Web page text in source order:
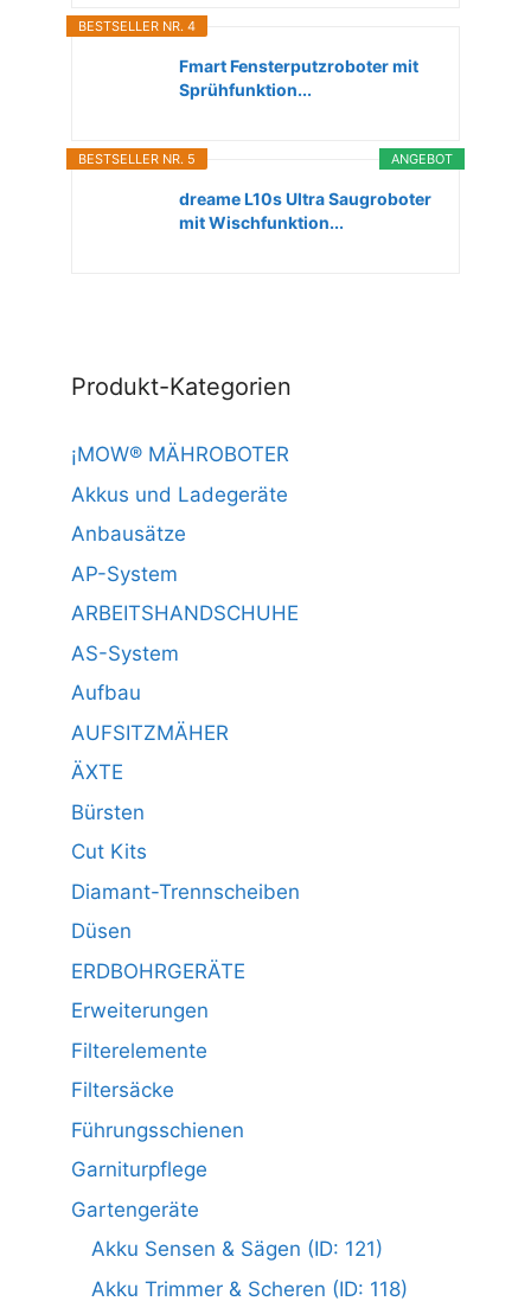
BESTSELLER NR. 4
Fmart Fensterputzroboter mit
Sprühfunktion...
ANGEBOT
BESTSELLER NR. 5
dreame L10s Ultra Saugroboter
mit Wischfunktion...
Produkt-Kategorien
¡MOW® MÄHROBOTER
Akkus und Ladegeräte
Anbausätze
AP-System
ARBEITSHANDSCHUHE
AS-System
Aufbau
AUFSITZMÄHER
ÄXTE
Bürsten
Cut Kits
Diamant-Trennscheiben
Düsen
ERDBOHRGERÄTE
Erweiterungen
Filterelemente
Filtersäcke
Führungsschienen
Garniturpflege
Gartengeräte
Akku Sensen & Sägen (ID: 121)
Akku Trimmer & Scheren (ID: 118)